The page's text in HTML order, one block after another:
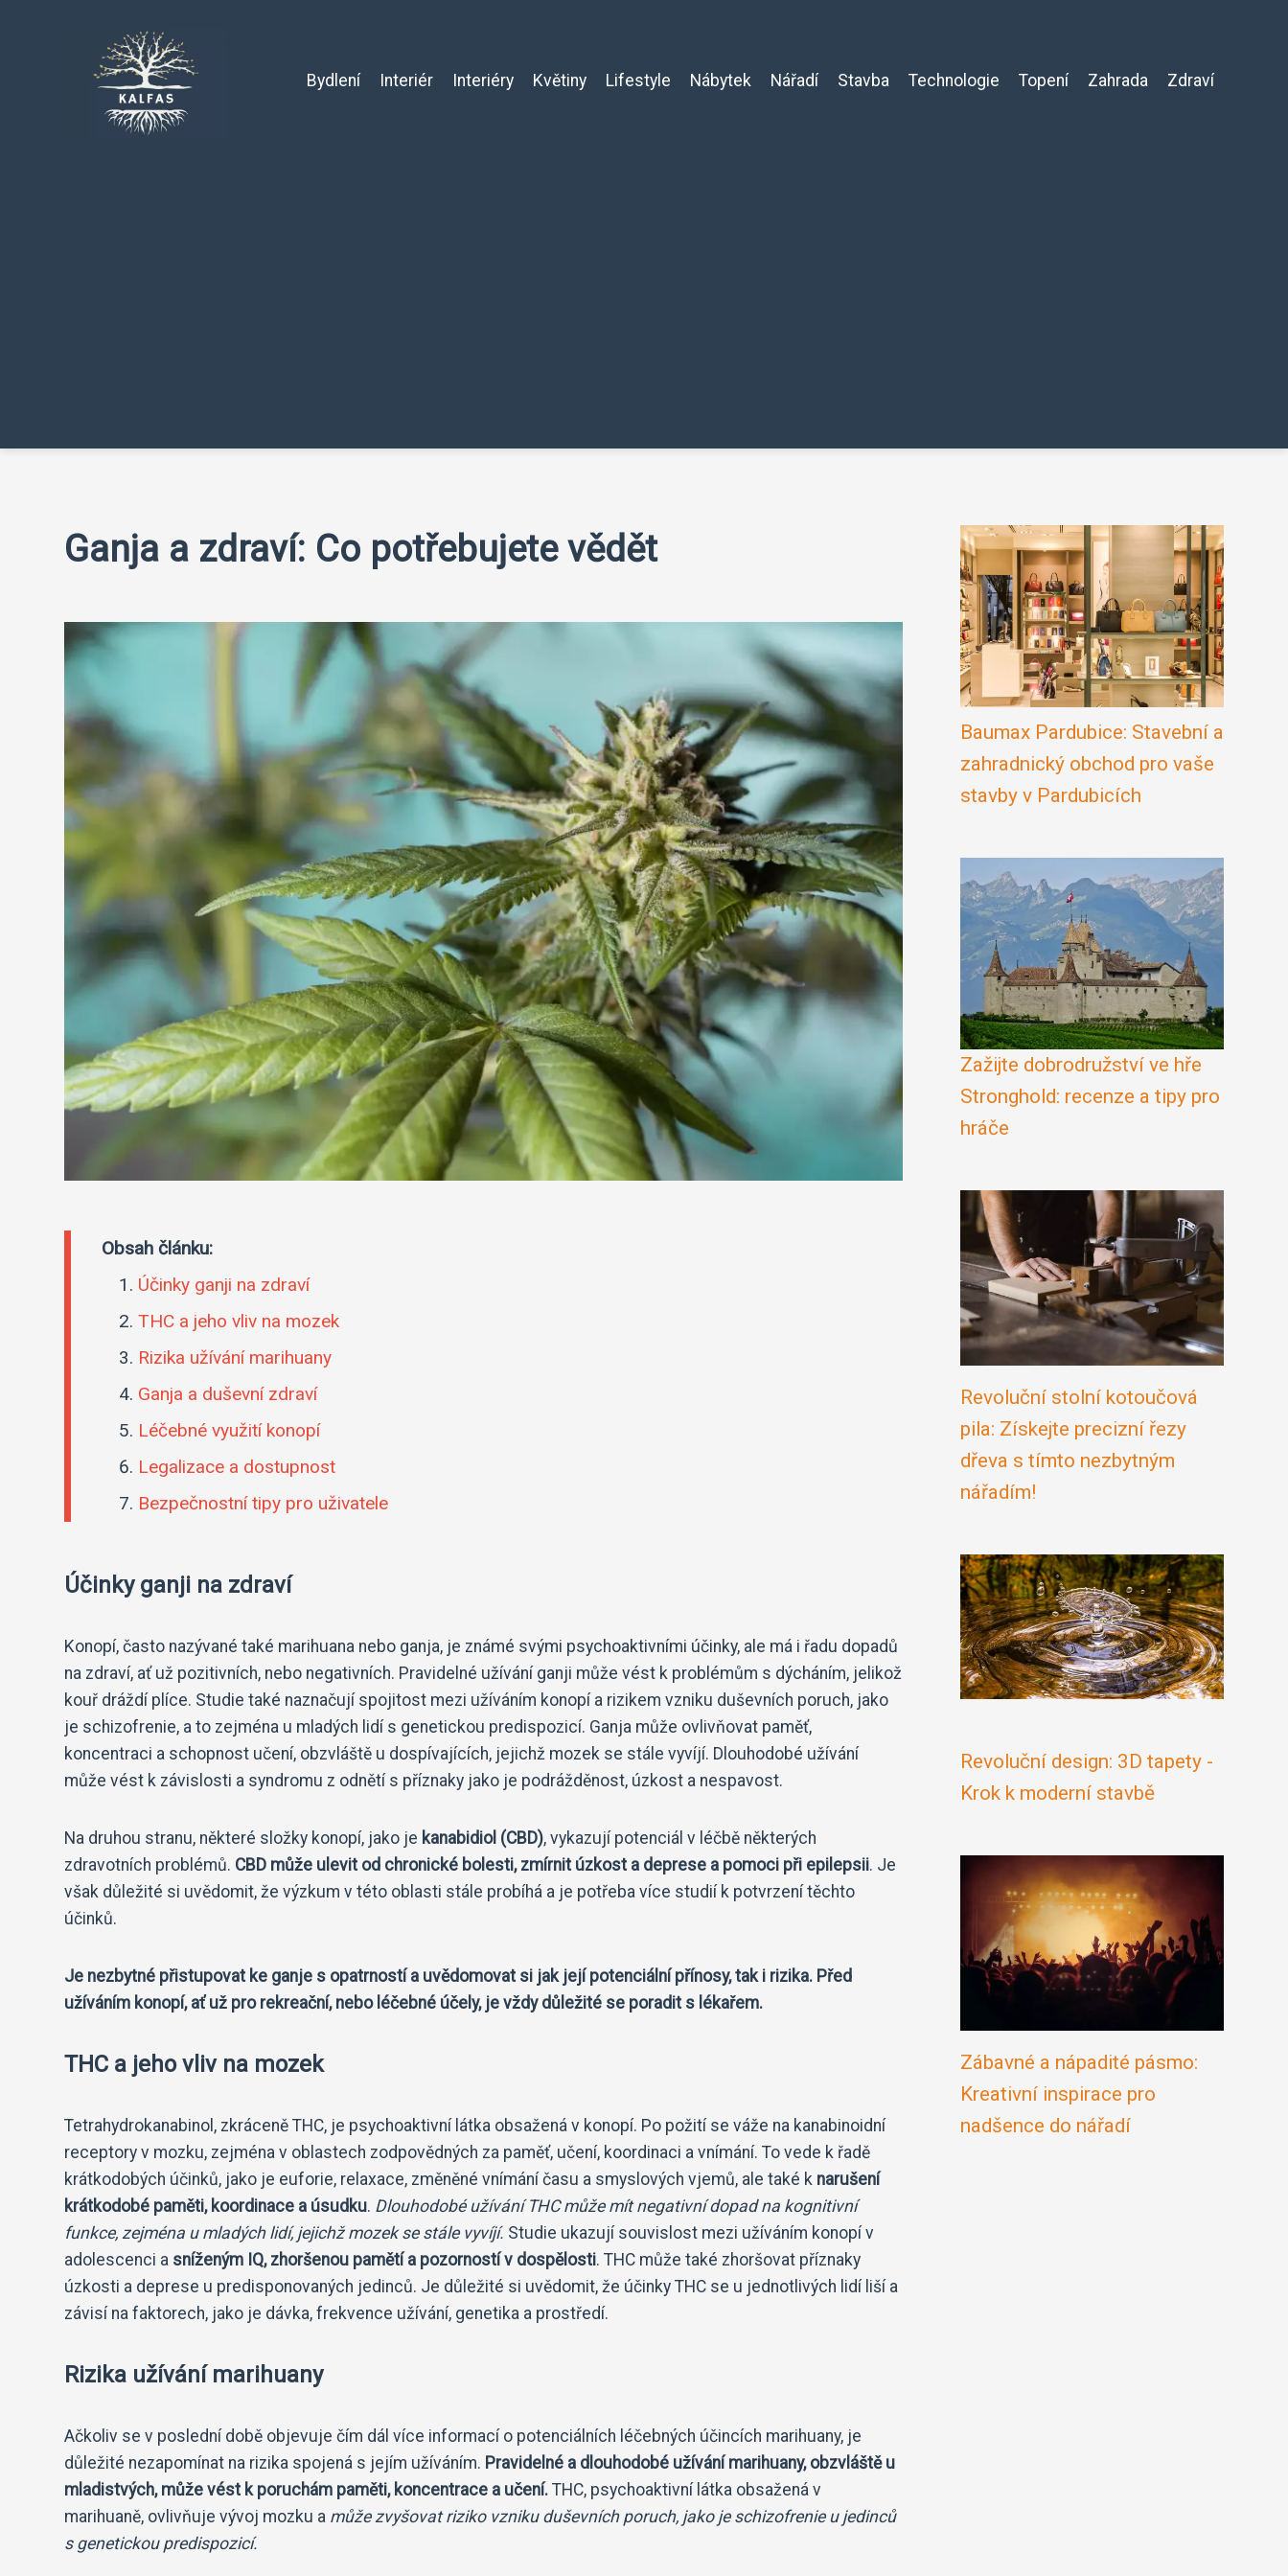
Bydlení Interiér Interiéry Květiny Lifestyle Nábytek Nářadí Stavba Technologie Topení Zahrada Zdraví
Ganja a zdraví: Co potřebujete vědět
Obsah článku:
Účinky ganji na zdraví
THC a jeho vliv na mozek
Rizika užívání marihuany
Ganja a duševní zdraví
Léčebné využití konopí
Legalizace a dostupnost
Bezpečnostní tipy pro uživatele
Účinky ganji na zdraví
Konopí, často nazývané také marihuana nebo ganja, je známé svými psychoaktivními účinky, ale má i řadu dopadů
na zdraví, ať už pozitivních, nebo negativních. Pravidelné užívání ganji může vést k problémům s dýcháním, jelikož
kouř dráždí plíce. Studie také naznačují spojitost mezi užíváním konopí a rizikem vzniku duševních poruch, jako
je schizofrenie, a to zejména u mladých lidí s genetickou predispozicí. Ganja může ovlivňovat paměť,
koncentraci a schopnost učení, obzvláště u dospívajících, jejichž mozek se stále vyvíjí. Dlouhodobé užívání
může vést k závislosti a syndromu z odnětí s příznaky jako je podrážděnost, úzkost a nespavost.
Na druhou stranu, některé složky konopí, jako je kanabidiol (CBD), vykazují potenciál v léčbě některých
zdravotních problémů. CBD může ulevit od chronické bolesti, zmírnit úzkost a deprese a pomoci při epilepsii. Je
však důležité si uvědomit, že výzkum v této oblasti stále probíhá a je potřeba více studií k potvrzení těchto
účinků.
Je nezbytné přistupovat ke ganje s opatrností a uvědomovat si jak její potenciální přínosy, tak i rizika. Před
užíváním konopí, ať už pro rekreační, nebo léčebné účely, je vždy důležité se poradit s lékařem.
THC a jeho vliv na mozek
Tetrahydrokanabinol, zkráceně THC, je psychoaktivní látka obsažená v konopí. Po požití se váže na kanabinoidní
receptory v mozku, zejména v oblastech zodpovědných za paměť, učení, koordinaci a vnímání. To vede k řadě
krátkodobých účinků, jako je euforie, relaxace, změněné vnímání času a smyslových vjemů, ale také k narušení
krátkodobé paměti, koordinace a úsudku. Dlouhodobé užívání THC může mít negativní dopad na kognitivní
funkce, zejména u mladých lidí, jejichž mozek se stále vyvíjí. Studie ukazují souvislost mezi užíváním konopí v
adolescenci a sníženým IQ, zhoršenou pamětí a pozorností v dospělosti. THC může také zhoršovat příznaky
úzkosti a deprese u predisponovaných jedinců. Je důležité si uvědomit, že účinky THC se u jednotlivých lidí liší a
závisí na faktorech, jako je dávka, frekvence užívání, genetika a prostředí.
Rizika užívání marihuany
Ačkoliv se v poslední době objevuje čím dál více informací o potenciálních léčebných účincích marihuany, je
důležité nezapomínat na rizika spojená s jejím užíváním. Pravidelné a dlouhodobé užívání marihuany, obzvláště u
mladistvých, může vést k poruchám paměti, koncentrace a učení. THC, psychoaktivní látka obsažená v
marihuaně, ovlivňuje vývoj mozku a může zvyšovat riziko vzniku duševních poruch, jako je schizofrenie u jedinců
s genetickou predispozicí.
Baumax Pardubice: Stavební a
zahradnický obchod pro vaše
stavby v Pardubicích
Zažijte dobrodružství ve hře
Stronghold: recenze a tipy pro
hráče
Revoluční stolní kotoučová
pila: Získejte precizní řezy
dřeva s tímto nezbytným
nářadím!
Revoluční design: 3D tapety -
Krok k moderní stavbě
Zábavné a nápadité pásmo:
Kreativní inspirace pro
nadšence do nářadí